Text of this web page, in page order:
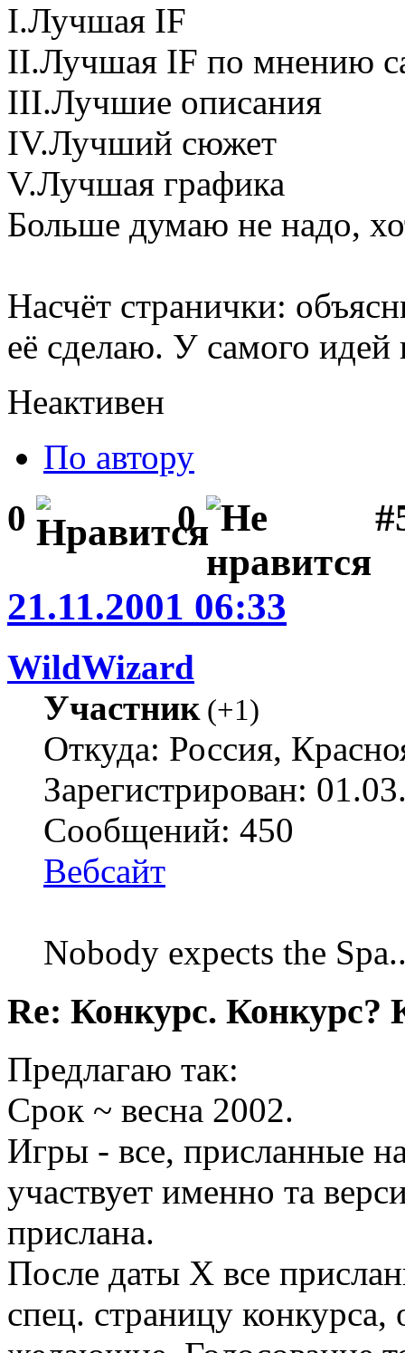
I.Лучшая IF
II.Лучшая IF по мнению
III.Лучшие описания
IV.Лучший сюжет
V.Лучшая графика
Больше думаю не надо,
Насчёт странички:
её сделаю. У самого идей
Неактивен
По автору
0 0
21.11.2001 06:33
WildWizard
Участник(+1)
Откуда: Россия,
Зарегистрирован:
Сообщений: 450
Вебсайт
Nobody expects the
Re: Конкурс. Конкурс?
Предлагаю так:
Срок ~ весна 2002.
Игры - все, присланные
участвует именно та
прислана.
После даты X все
спец. страницу конкурса,